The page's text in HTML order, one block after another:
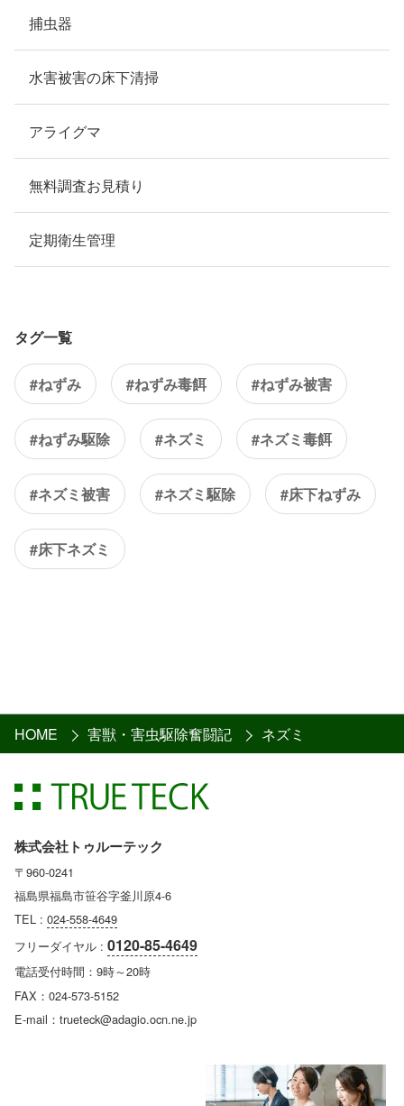
捕虫器
水害被害の床下清掃
アライグマ
無料調査お見積り
定期衛生管理
タグ一覧
#ねずみ #ねずみ毒餌 #ねずみ被害
#ねずみ駆除 #ネズミ #ネズミ毒餌
#ネズミ被害 #ネズミ駆除 #床下ねずみ
#床下ネズミ
HOME 害獣・害虫駆除奮闘記 ネズミ
株式会社トゥルーテック
〒960-0241
福島県福島市笹谷字釜川原4-6
TEL : 024-558-4649
フリーダイヤル : 0120-85-4649
電話受付時間：9時～20時
FAX：024-573-5152
E-mail：trueteck@adagio.ocn.ne.jp